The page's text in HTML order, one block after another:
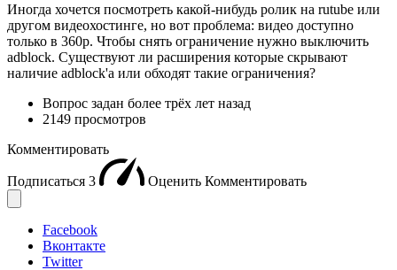
Иногда хочется посмотреть какой-нибудь ролик на rutube или
другом видеохостинге, но вот проблема: видео доступно
только в 360p. Чтобы снять ограничение нужно выключить
adblock. Существуют ли расширения которые скрывают
наличие adblock'а или обходят такие ограничения?
Вопрос задан более трёх лет назад
2149 просмотров
Комментировать
Подписаться 3 Оценить Комментировать
Facebook
Вконтакте
Twitter